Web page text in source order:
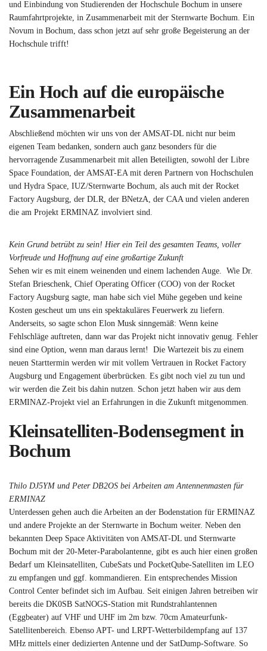
und Einbindung von Studierenden der Hochschule Bochum in unsere
Raumfahrtprojekte, in Zusammenarbeit mit der Sternwarte Bochum. Ein
Novum in Bochum, dass schon jetzt auf sehr große Begeisterung an der
Hochschule trifft!
Ein Hoch auf die europäische
Zusammenarbeit
Abschließend möchten wir uns von der AMSAT-DL nicht nur beim
eigenen Team bedanken, sondern auch ganz besonders für die
hervorragende Zusammenarbeit mit allen Beteiligten, sowohl der Libre
Space Foundation, der AMSAT-EA mit deren Partnern von Hochschulen
und Hydra Space, IUZ/Sternwarte Bochum, als auch mit der Rocket
Factory Augsburg, der DLR, der BNetzA, der CAA und vielen anderen
die am Projekt ERMINAZ involviert sind.
Kein Grund betrübt zu sein! Hier ein Teil des gesamten Teams, voller
Vorfreude und Hoffnung auf eine großartige Zukunft
Sehen wir es mit einem weinenden und einem lachenden Auge. Wie Dr.
Stefan Brieschenk, Chief Operating Officer (COO) von der Rocket
Factory Augsburg sagte, man habe sich viel Mühe gegeben und keine
Kosten gescheut um uns ein spektakuläres Feuerwerk zu liefern.
Anderseits, so sagte schon Elon Musk sinngemäß: Wenn keine
Fehlschläge auftreten, dann war das Projekt nicht innovativ genug. Fehler
sind eine Option, wenn man daraus lernt! Die Wartezeit bis zu einem
neuen Starttermin werden wir mit vollem Vertrauen in Rocket Factory
Augsburg und Engagement überbrücken. Es gibt noch viel zu tun und
wir werden die Zeit bis dahin nutzen. Schon jetzt haben wir aus dem
ERMINAZ-Projekt viel an Erfahrungen in die Zukunft mitgenommen.
Kleinsatelliten-Bodensegment in
Bochum
Thilo DJ5YM und Peter DB2OS bei Arbeiten am Antennenmasten für
ERMINAZ
Unterdessen gehen auch die Arbeiten an der Bodenstation für ERMINAZ
und andere Projekte an der Sternwarte in Bochum weiter. Neben den
bekannten Deep Space Aktivitäten von AMSAT-DL und Sternwarte
Bochum mit der 20-Meter-Parabolantenne, gibt es auch hier einen großen
Bedarf um Kleinsatelliten, CubeSats und PocketQube-Satelliten im LEO
zu empfangen und ggf. kommandieren. Ein entsprechendes Mission
Control Center befindet sich im Aufbau. Seit einigen Jahren betreiben wir
bereits die DK0SB SatNOGS-Station mit Rundstrahlantennen
(Eggbeater) auf VHF und UHF im 2m bzw. 70cm Amateurfunk-
Satellitenbereich. Ebenso APT- und LRPT-Wetterbildempfang auf 137
MHz mittels einer dedizierten Antenne und der SatDump-Software. So